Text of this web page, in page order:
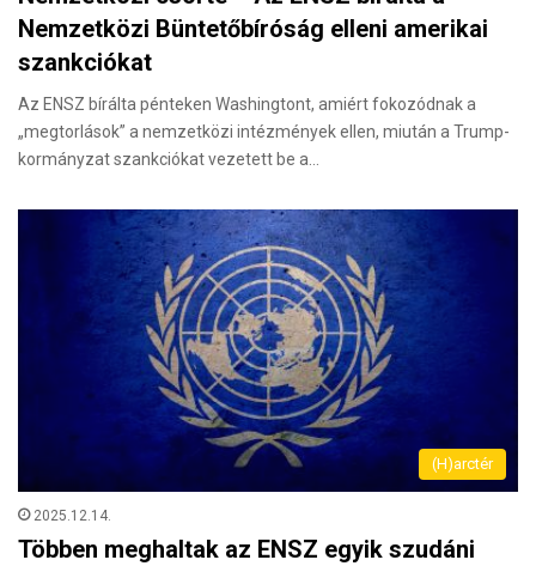
Nemzetközi Büntetőbíróság elleni amerikai
szankciókat
Az ENSZ bírálta pénteken Washingtont, amiért fokozódnak a
„megtorlások” a nemzetközi intézmények ellen, miután a Trump-
kormányzat szankciókat vezetett be a…
(H)arctér
2025.12.14.
Többen meghaltak az ENSZ egyik szudáni